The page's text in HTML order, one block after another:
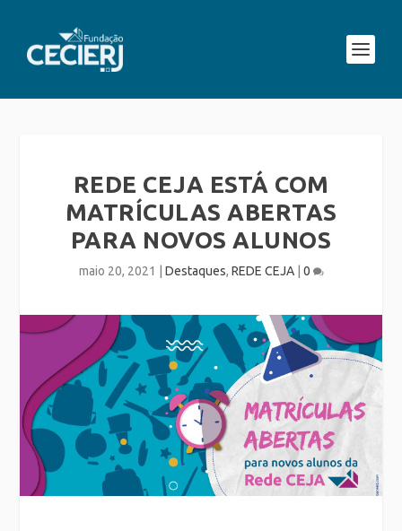
REDE CEJA ESTÁ COM
MATRÍCULAS ABERTAS
PARA NOVOS ALUNOS
maio 20, 2021 Destaques, REDE CEJA| 0